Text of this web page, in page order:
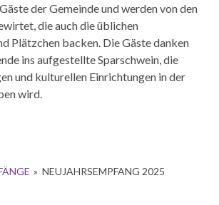
der Gemeinde und werden von den
die auch die üblichen
Plätzchen backen. Die Gäste danken
ins aufgestellte Sparschwein, die
und kulturellen Einrichtungen in der
wird.
» NEUJAHRSEMPFANG 2025